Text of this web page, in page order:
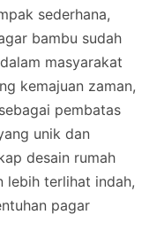
sederhana,
bambu sudah
masyarakat
kemajuan zaman,
pembatas
unik dan
desain rumah
lebih terlihat indah,
pagar